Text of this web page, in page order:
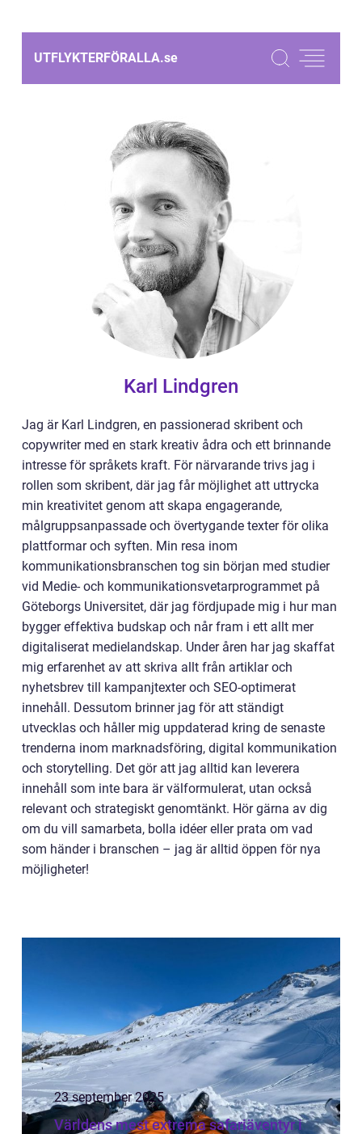
UTFLYKTERFÖRALLA.se
Karl Lindgren
Jag är Karl Lindgren, en passionerad skribent och
copywriter med en stark kreativ ådra och ett brinnande
intresse för språkets kraft. För närvarande trivs jag i
rollen som skribent, där jag får möjlighet att uttrycka
min kreativitet genom att skapa engagerande,
målgruppsanpassade och övertygande texter för olika
plattformar och syften. Min resa inom
kommunikationsbranschen tog sin början med studier
vid Medie- och kommunikationsvetarprogrammet på
Göteborgs Universitet, där jag fördjupade mig i hur man
bygger effektiva budskap och når fram i ett allt mer
digitaliserat medielandskap. Under åren har jag skaffat
mig erfarenhet av att skriva allt från artiklar och
nyhetsbrev till kampanjtexter och SEO-optimerat
innehåll. Dessutom brinner jag för att ständigt
utvecklas och håller mig uppdaterad kring de senaste
trenderna inom marknadsföring, digital kommunikation
och storytelling. Det gör att jag alltid kan leverera
innehåll som inte bara är välformulerat, utan också
relevant och strategiskt genomtänkt. Hör gärna av dig
om du vill samarbeta, bolla idéer eller prata om vad
som händer i branschen – jag är alltid öppen för nya
möjligheter!
23 september 2025
Världens mest extrema safariäventyr i